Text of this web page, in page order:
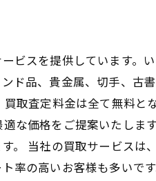
ビスを提供しています。
ド品、貴金属、切手、古
取査定料金は全て無料と
な価格をご提案いたしま
。 当社の買取サービスは
の高いお客様も多いで